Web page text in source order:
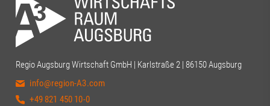
Regio Augsburg Wirtschaft GmbH | Karlstraße 2 | 86150 Augsburg
info@region-A3.com
+49 821 450 10-0